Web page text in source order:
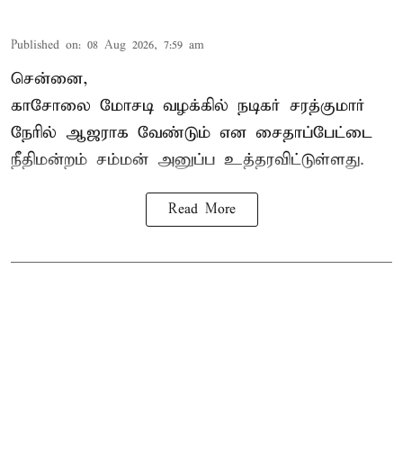
Published on: 08 Aug 2026, 7:59 am
சென்னை,
காசோலை மோசடி வழக்கில் நடிகர் சரத்குமார்
நேரில் ஆஜராக வேண்டும் என சைதாப்பேட்டை
நீதிமன்றம் சம்மன் அனுப்ப உத்தரவிட்டுள்ளது.
Read More